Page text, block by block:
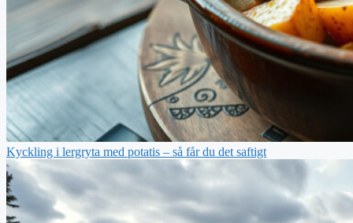
Kyckling i lergryta med potatis – så får du det saftigt